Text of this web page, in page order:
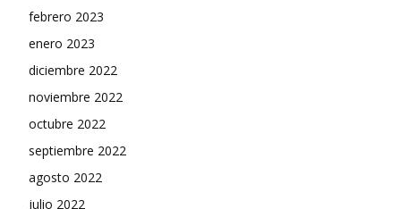
febrero 2023
enero 2023
diciembre 2022
noviembre 2022
octubre 2022
septiembre 2022
agosto 2022
julio 2022